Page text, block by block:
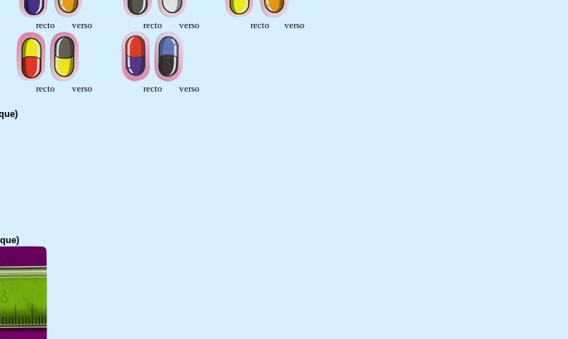
recto verso recto verso recto verso
recto verso recto verso